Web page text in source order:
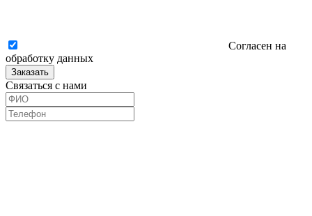
Согласен на
обработку данных
Заказать
Связаться с нами